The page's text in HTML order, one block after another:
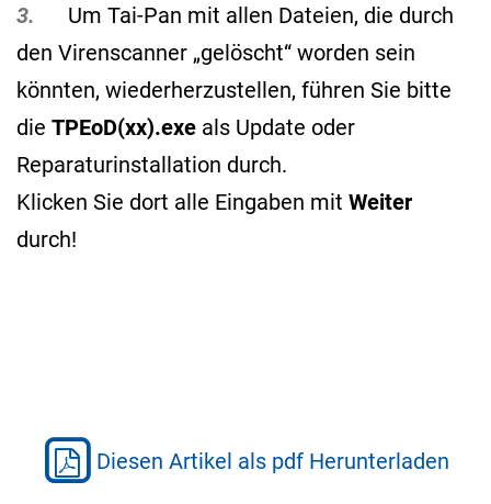
3. Um Tai-Pan mit allen Dateien, die durch
den Virenscanner „gelöscht“ worden sein
könnten, wiederherzustellen, führen Sie bitte
die TPEoD(xx).exe als Update oder
Reparaturinstallation durch.
Klicken Sie dort alle Eingaben mit Weiter
durch!
Diesen Artikel als pdf Herunterladen